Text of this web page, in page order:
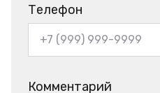
Телефон
Комментарий